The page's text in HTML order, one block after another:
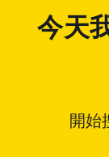
今天
開始